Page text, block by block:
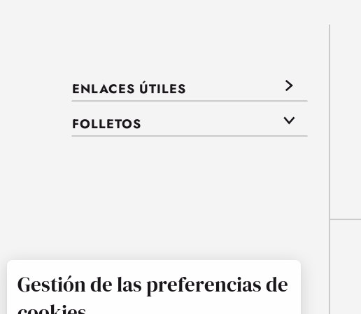
ENLACES ÚTILES
FOLLETOS
Gestión de las preferencias de